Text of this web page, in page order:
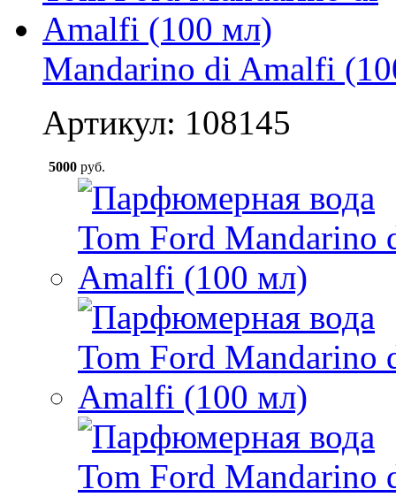
Mandarino di Amalfi
Артикул: 108145
5000 руб.